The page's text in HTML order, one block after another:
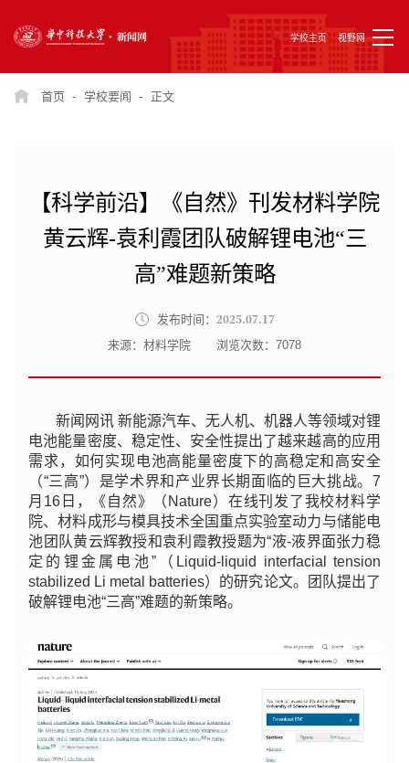
学校主页 视野网
首页 - 学校要闻 - 正文
【科学前沿】《自然》刊发材料学院
黄云辉-袁利霞团队破解锂电池“三
高”难题新策略
发布时间： 2025.07.17
来源：材料学院 浏览次数：7078
新闻网讯 新能源汽车、无人机、机器人等领域对锂
电池能量密度、稳定性、安全性提出了越来越高的应用
需求，如何实现电池高能量密度下的高稳定和高安全
（“三高”）是学术界和产业界长期面临的巨大挑战。7
月16日，《自然》（Nature）在线刊发了我校材料学
院、材料成形与模具技术全国重点实验室动力与储能电
池团队黄云辉教授和袁利霞教授题为“液-液界面张力稳
定的锂金属电池”（ Liquid-liquid interfacial tension
stabilized Li metal batteries）的研究论文。团队提出了
破解锂电池“三高”难题的新策略。